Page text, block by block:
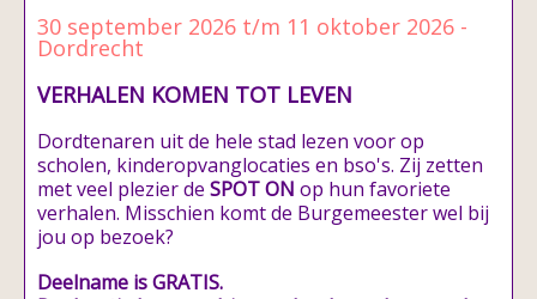
30 september 2026 t/m 11 oktober 2026 -
Dordrecht
VERHALEN KOMEN TOT LEVEN
Dordtenaren uit de hele stad lezen voor op
scholen, kinderopvanglocaties en bso's. Zij zetten
met veel plezier de SPOT ON op hun favoriete
verhalen. Misschien komt de Burgemeester wel bij
jou op bezoek?
Deelname is GRATIS.